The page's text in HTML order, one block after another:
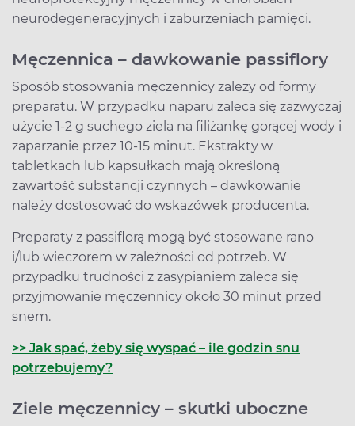
neurodegeneracyjnych i zaburzeniach pamięci.
Męczennica – dawkowanie passiflory
Sposób stosowania męczennicy zależy od formy
preparatu. W przypadku naparu zaleca się zazwyczaj
użycie 1-2 g suchego ziela na filiżankę gorącej wody i
zaparzanie przez 10-15 minut. Ekstrakty w
tabletkach lub kapsułkach mają określoną
zawartość substancji czynnych – dawkowanie
należy dostosować do wskazówek producenta.
Preparaty z passiflorą mogą być stosowane rano
i/lub wieczorem w zależności od potrzeb. W
przypadku trudności z zasypianiem zaleca się
przyjmowanie męczennicy około 30 minut przed
snem.
>> Jak spać, żeby się wyspać – ile godzin snu
potrzebujemy?
Ziele męczennicy – skutki uboczne